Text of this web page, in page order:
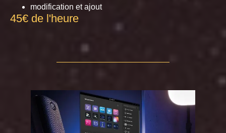
modification et ajout
45€ de l'heure